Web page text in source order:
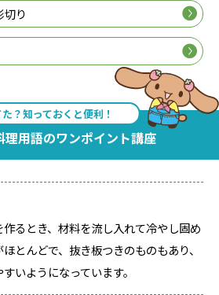
り
？知っておくと便利！
理用語のワンポイント講座
るとき、材料を流し入れて冷やし固め
とんどで、抜き板つきのものもあり、
いようになっています。